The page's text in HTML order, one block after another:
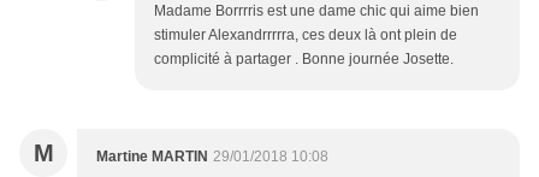
Madame Borrrris est une dame chic qui aime bien
stimuler Alexandrrrrra, ces deux là ont plein de
complicité à partager . Bonne journée Josette.
M Martine MARTIN 29/01/2018 10:08